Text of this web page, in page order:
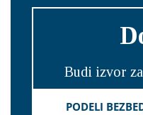
Budi izvor
PODELI